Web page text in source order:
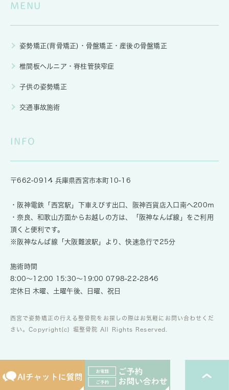
MENU
姿勢矯正(背骨矯正)・骨盤矯正・産後の骨盤矯正
椎間板ヘルニア・脊柱管狭窄症
子供の姿勢矯正
交通事故施術
INFO
〒662-0914 兵庫県西宮市本町10-16
・阪神電鉄「西宮駅」下車えびす出口、阪神百貨店入口南へ200ｍ
・奈良、和歌山方面からお越しの方は、「阪神なんば線」をご利用
頂くと便利です。
※阪神なんば線「大阪難波駅」より、快速急行で25分
施術時間
8:00～12:00 15:30～19:00 0798-22-2846
定休日 木曜、土曜午後、日曜、祝日
西宮で姿勢矯正の行える整骨院をお探しの際はお気軽にお問い合わせくだ
さい。Copyright(c) 堀整骨院 All Rights Reserved.